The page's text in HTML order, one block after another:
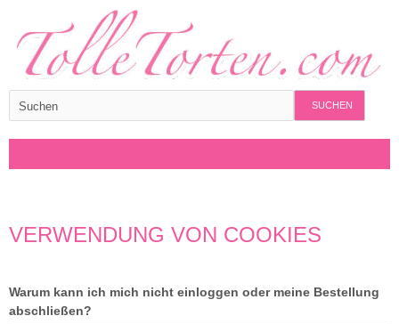
SUCHEN
VERWENDUNG VON COOKIES
Warum kann ich mich nicht einloggen oder meine Bestellung
abschließen?